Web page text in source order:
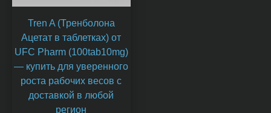
Tren A (Тренболона
Ацетат в таблетках) от
UFC Pharm (100tab10mg)
— купить для уверенного
роста рабочих весов с
доставкой в любой
регион